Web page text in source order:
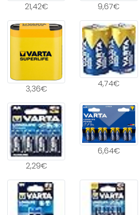
21,42€ 9,67€
3,36€ 4,74€
2,29€
6,64€